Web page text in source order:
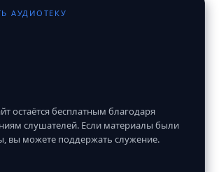
АУДИОТЕКУ
остаётся бесплатным благодаря
слушателей. Если материалы были
вы можете поддержать служение.